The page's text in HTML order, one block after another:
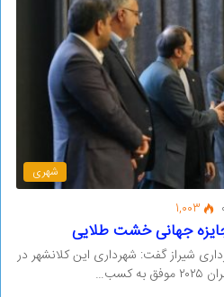
شهری
1,003
جهانی خشت طلایی
شیراز گفت: شهرداری این کلانشهر در